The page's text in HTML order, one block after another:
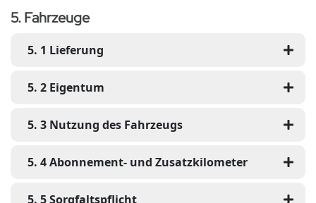
5.Fahrzeuge
5. 1 Lieferung
5. 2 Eigentum
5. 3 Nutzung des Fahrzeugs
5. 4Abonnement- und Zusatzkilometer
5. 5Sorgfaltspflicht